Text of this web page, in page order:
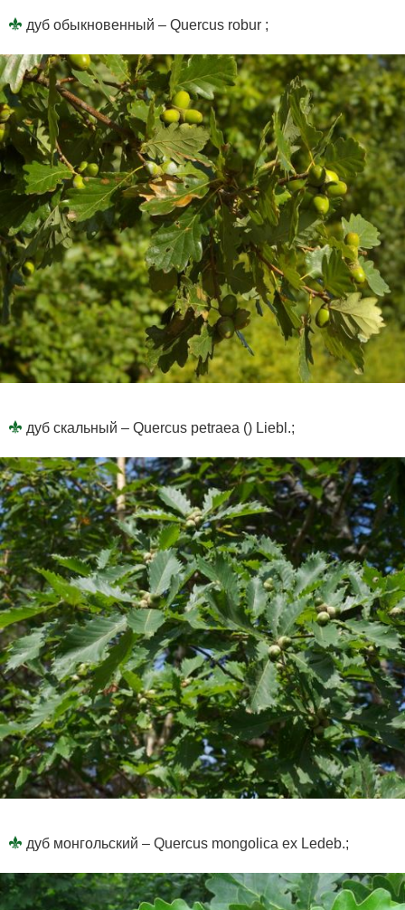
дуб обыкновенный – Quercus robur ;
дуб скальный – Quercus petraea () Liebl.;
дуб монгольский – Quercus mongolica ex Ledeb.;